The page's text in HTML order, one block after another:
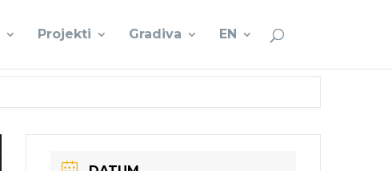
Projekti Gradiva EN